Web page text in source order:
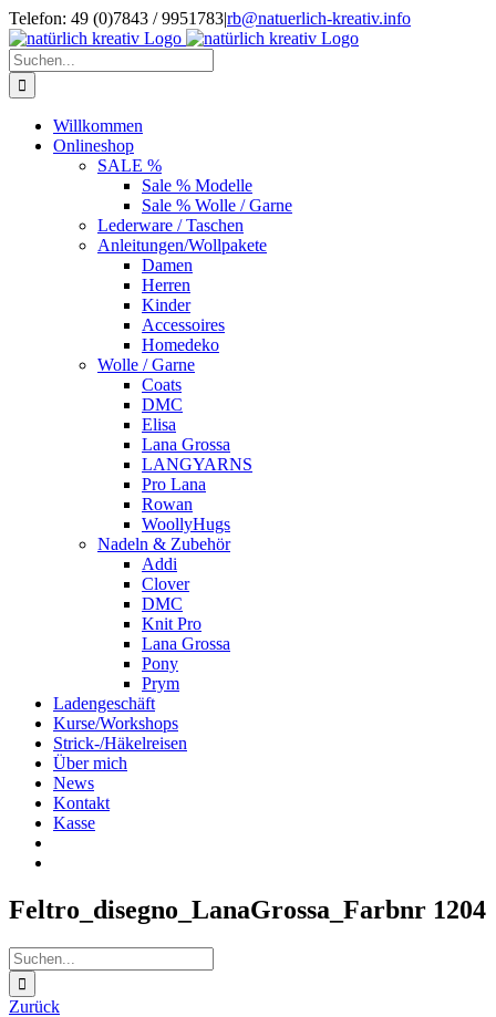
Zum
Inhalt
springen
Telefon: 49 (0)7843 / 9951783|rb@natuerlich-kreativ.info
Suche
nach:
Willkommen
Onlineshop
SALE %
Sale % Modelle
Sale % Wolle / Garne
Lederware / Taschen
Anleitungen/Wollpakete
Damen
Herren
Kinder
Accessoires
Homedeko
Wolle / Garne
Coats
DMC
Elisa
Lana Grossa
LANGYARNS
Pro Lana
Rowan
WoollyHugs
Nadeln & Zubehör
Addi
Clover
DMC
Knit Pro
Lana Grossa
Pony
Prym
Ladengeschäft
Kurse/Workshops
Strick-/Häkelreisen
Über mich
News
Kontakt
Kasse
Feltro_disegno_LanaGrossa_Farbnr 1204
Suche
nach:
Zurück